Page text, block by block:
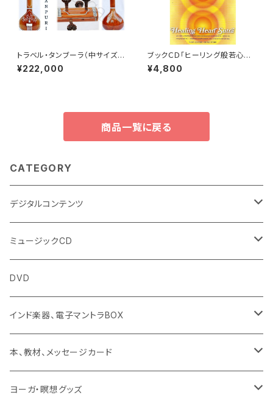
トラベル・タンブーラ（中サイズ）
フラットタイプ・タンプーラ（タン
ブーラ）
¥222,000
ブックＣＤ「ヒーリング般若心経」
6言語11スタイルで聞く
¥4,800
商品一覧に戻る
CATEGORY
デジタルコンテンツ
チャンティング（マントラ）
ヨーガスートラ（オーディオ版）
ミュージック
動画
本／資料（PDFデータ）
ミュージックCD
イミー・ウーイ
般若心経
マントラ（ヴェーダ）
イミー・ウーイ・メッセージ
DVD
インド楽器、電子マントラBOX
タンブーラ（オンデマンド/海外直送）
電子タンブーラ
本、教材、メッセージカード
本
ヨーガ・瞑想グッズ